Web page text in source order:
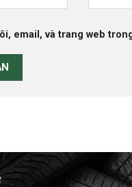
email, và trang web